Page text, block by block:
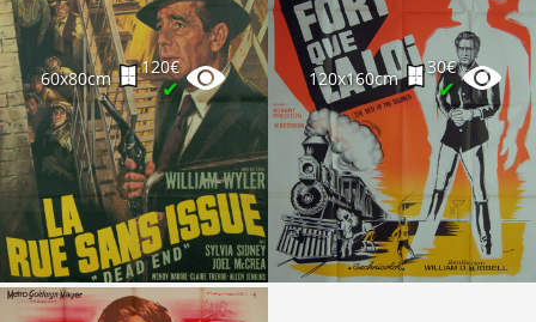
60x80cm
120€
✔ 120x160cm
30€
✔